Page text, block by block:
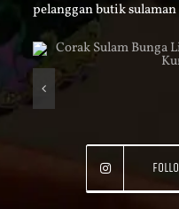
pelanggan butik